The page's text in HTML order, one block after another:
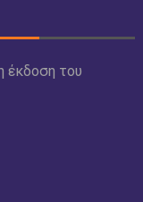
έκδοση του